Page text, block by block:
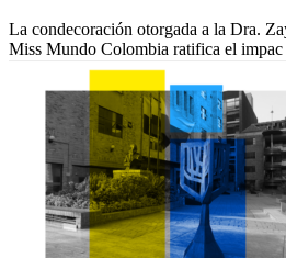
La condecoración otorgada a la Dra.
Miss Mundo Colombia ratifica el impac